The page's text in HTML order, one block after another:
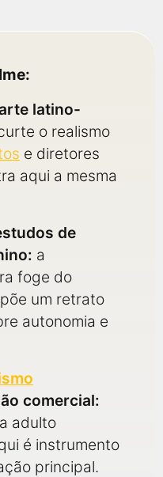
latino-
o realismo
e diretores
aqui a mesma
de
a
foge do
um retrato
autonomia e
comercial:
adulto
é instrumento
principal.